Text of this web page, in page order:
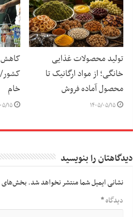
تولید محصولات غذایی
خانگی؛ از مواد ارگانیک تا
محصول آماده فروش
۱۴۰۵/۰۵/۱۵
کاهش
کشور/
خام
دیدگاهتان را بنویسید
نشانی ایمیل شما منتشر نخواهد شد.بخش‌های
دیدگاه*